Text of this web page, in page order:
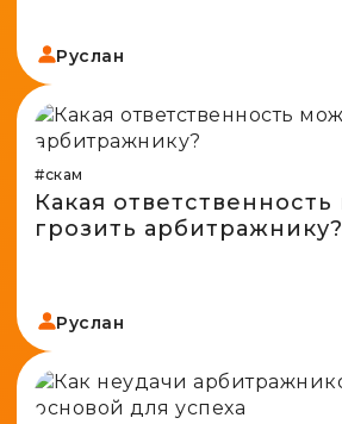
Руслан
#скам
Какая
грозить арбитражнику?
Руслан